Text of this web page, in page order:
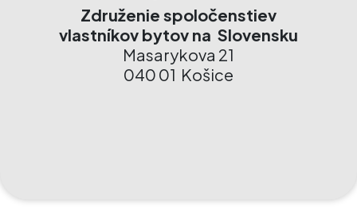
Združenie spoločenstiev
vlastníkov bytov na Slovensku
Masarykova 21
040 01 Košice